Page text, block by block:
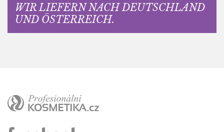
WIR LIEFERN NACH DEUTSCHLAND
UND ÖSTERREICH.